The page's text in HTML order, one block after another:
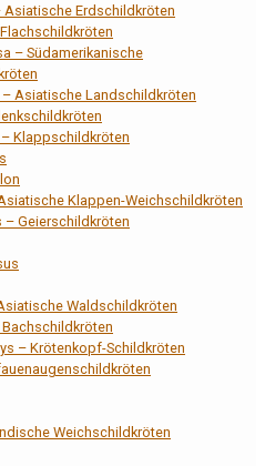
Erdschildkröten
– Südamerikanische
Asiatische Landschildkröten
Klappschildkröten
Klappen-Weichschildkröten
Geierschildkröten
Waldschildkröten
– Krötenkopf-Schildkröten
Weichschildkröten